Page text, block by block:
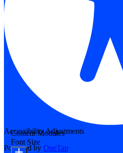
Accessibility Adjustments
Powered by OneTap
Content Modules
Font Size